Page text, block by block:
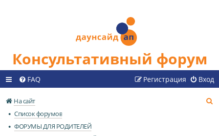
Консультативный форум
FAQ Вход
Регистрация
На сайт
Список форумов
ФОРУМЫ ДЛЯ РОДИТЕЛЕЙ